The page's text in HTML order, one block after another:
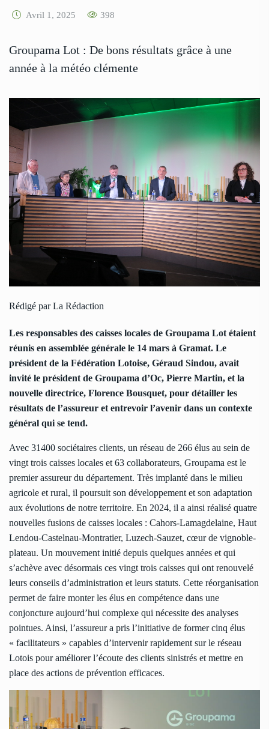
Avril 1, 2025 398
Groupama Lot : De bons résultats grâce à une
année à la météo clémente
Rédigé par La Rédaction
Les responsables des caisses locales de Groupama Lot étaient
réunis en assemblée générale le 14 mars à Gramat. Le
président de la Fédération Lotoise, Géraud Sindou, avait
invité le président de Groupama d’Oc, Pierre Martin, et la
nouvelle directrice, Florence Bousquet, pour détailler les
résultats de l’assureur et entrevoir l’avenir dans un contexte
général qui se tend.
Avec 31400 sociétaires clients, un réseau de 266 élus au sein de
vingt trois caisses locales et 63 collaborateurs, Groupama est le
premier assureur du département. Très implanté dans le milieu
agricole et rural, il poursuit son développement et son adaptation
aux évolutions de notre territoire. En 2024, il a ainsi réalisé quatre
nouvelles fusions de caisses locales : Cahors-Lamagdelaine, Haut
Lendou-Castelnau-Montratier, Luzech-Sauzet, cœur de vignoble-
plateau. Un mouvement initié depuis quelques années et qui
s’achève avec désormais ces vingt trois caisses qui ont renouvelé
leurs conseils d’administration et leurs statuts. Cette réorganisation
permet de faire monter les élus en compétence dans une
conjoncture aujourd’hui complexe qui nécessite des analyses
pointues. Ainsi, l’assureur a pris l’initiative de former cinq élus
« facilitateurs » capables d’intervenir rapidement sur le réseau
Lotois pour améliorer l’écoute des clients sinistrés et mettre en
place des actions de prévention efficaces.